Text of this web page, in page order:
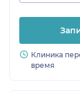
Клиника
время